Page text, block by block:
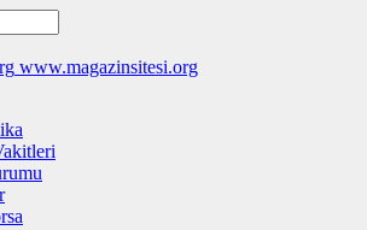
www.magazinsitesi.org